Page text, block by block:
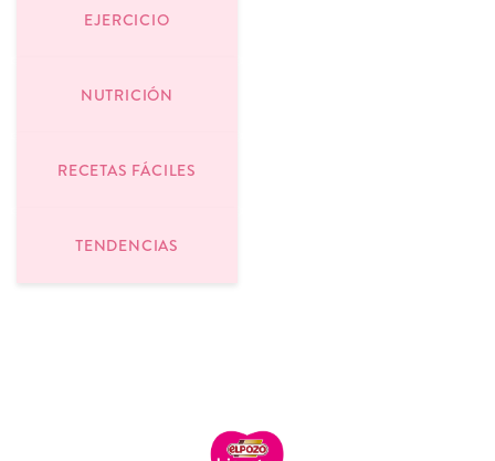
EJERCICIO
NUTRICIÓN
RECETAS FÁCILES
TENDENCIAS